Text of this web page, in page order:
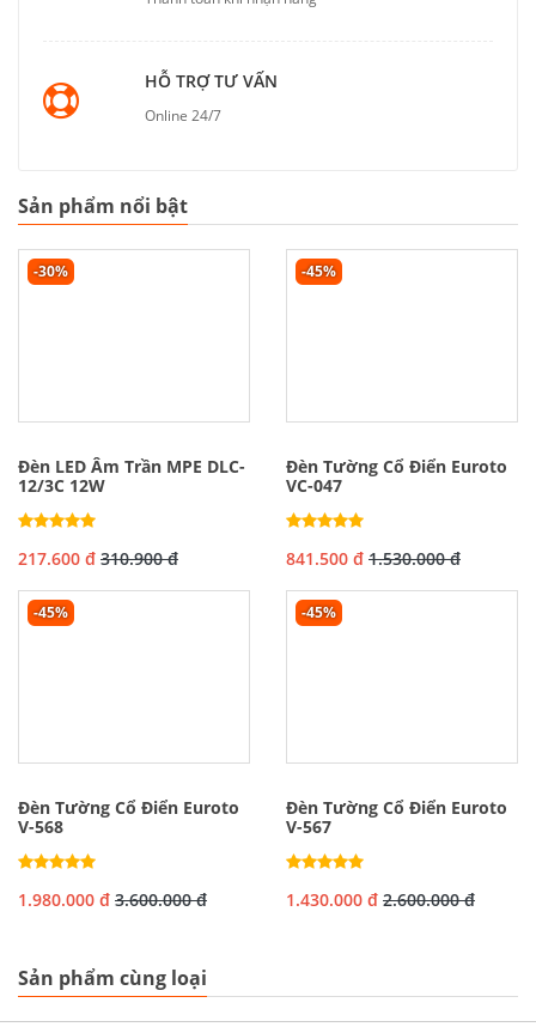
HỖ TRỢ TƯ VẤN
Online 24/7
Sản phẩm nổi bật
-30%
Đèn LED Âm Trần MPE DLC-
12/3C 12W
217.600 đ 310.900 đ
-45%
Đèn Tường Cổ Điển Euroto
VC-047
841.500 đ 1.530.000 đ
-45%
Đèn Tường Cổ Điển Euroto
V-568
1.980.000 đ 3.600.000 đ
-45%
Đèn Tường Cổ Điển Euroto
V-567
1.430.000 đ 2.600.000 đ
Sản phẩm cùng loại